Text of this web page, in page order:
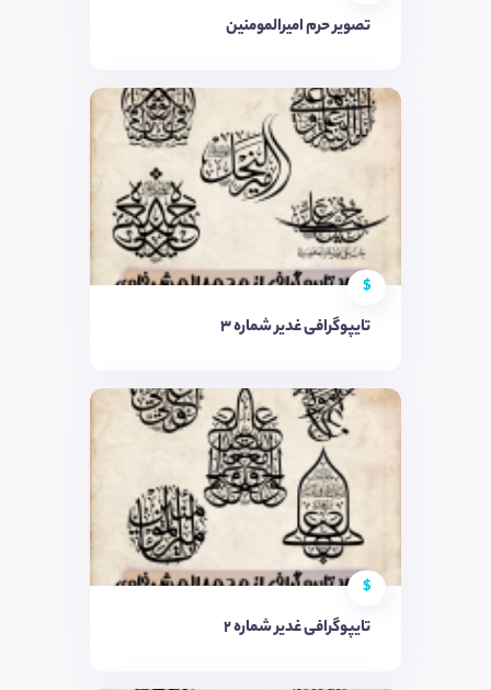
تصویر حرم امیرالمومنین
$
تایپوگرافی غدیر شماره ۳
$
تایپوگرافی غدیر شماره ۲